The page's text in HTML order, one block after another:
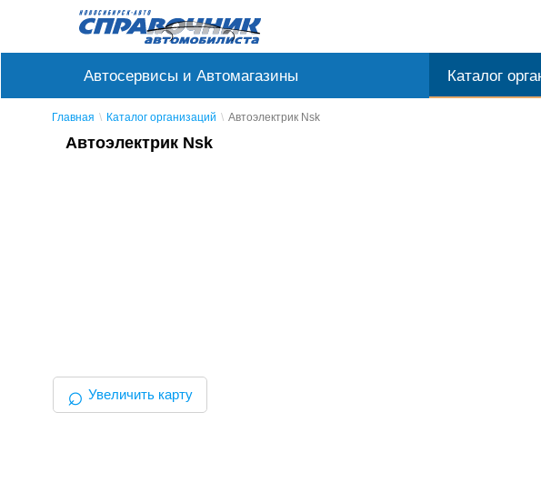
Автосервисы и Автомагазины Каталог
Главная Каталог организаций Автоэлектрик Nsk
Автоэлектрик Nsk
⌕ Увеличить карту